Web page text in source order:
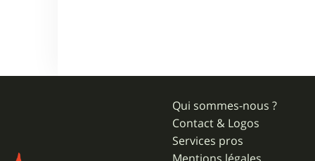
Qui sommes-nous ?
Contact & Logos
Services pros